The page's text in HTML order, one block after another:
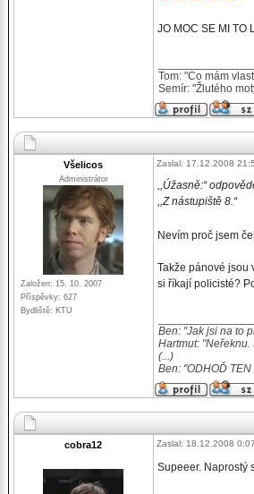
JO MOC SE MI TO
Tom: "Co mám
Semír: "Žlutého
Všelicos
Administrátor
Založen: 15. 10. 2007
Příspěvky: 627
Bydliště: KTU
Zaslal: 17.12.2008
,,Úžasně:“
,,Z nástupiště 8.“
Nevím proč jsem
Takže pánové jsou
si říkají policisté?
Ben: "Jak jsi na to
Hartmut:
(...)
Ben: "ODHOĎ TEN
cobra12 Zaslal: 18.12.2008 0:07
Supeeer. Naprostý